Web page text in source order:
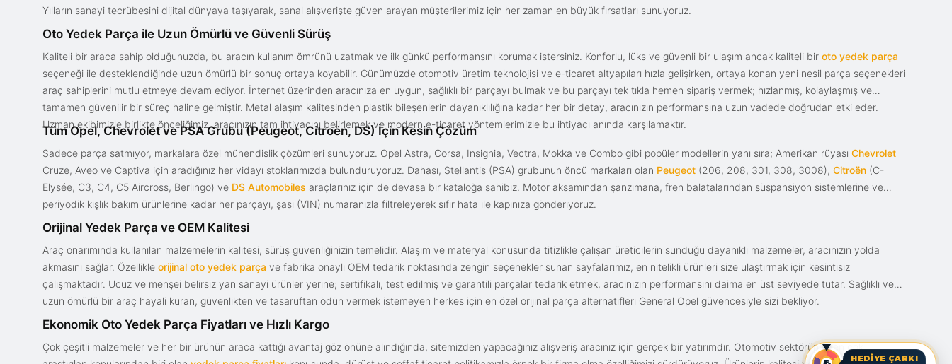
HEDİYE ÇARKI
Yılların sanayi tecrübesini dijital dünyaya taşıyarak, sanal alışverişte güven arayan müşterilerimiz için her zaman en büyük fırsatları sunuyoruz.
Oto Yedek Parça ile Uzun Ömürlü ve Güvenli Sürüş
Kaliteli bir araca sahip olduğunuzda, bu aracın kullanım ömrünü uzatmak ve ilk günkü performansını korumak istersiniz. Konforlu, lüks ve güvenli bir ulaşım ancak kaliteli bir oto yedek parça
seçeneği ile desteklendiğinde uzun ömürlü bir sonuç ortaya koyabilir. Günümüzde otomotiv üretim teknolojisi ve e-ticaret altyapıları hızla gelişirken, ortaya konan yeni nesil parça seçenekleri
araç sahiplerini mutlu etmeye devam ediyor. İnternet üzerinden aracınıza en uygun, sağlıklı bir parçayı bulmak ve bu parçayı tek tıkla hemen sipariş vermek; hızlanmış, kolaylaşmış ve
tamamen güvenilir bir süreç haline gelmiştir. Metal alaşım kalitesinden plastik bileşenlerin dayanıklılığına kadar her bir detay, aracınızın performansına uzun vadede doğrudan etki eder.
Uzman ekibimizle birlikte önceliğimiz, aracınızın tam ihtiyacını belirlemek ve modern e-ticaret yöntemlerimizle bu ihtiyacı anında karşılamaktır.
Tüm Opel, Chevrolet ve PSA Grubu (Peugeot, Citroën, DS) İçin Kesin Çözüm
Sadece parça satmıyor, markalara özel mühendislik çözümleri sunuyoruz. Opel Astra, Corsa, Insignia, Vectra, Mokka ve Combo gibi popüler modellerin yanı sıra; Amerikan rüyası Chevrolet
Cruze, Aveo ve Captiva için aradığınız her vidayı stoklarımızda bulunduruyoruz. Dahası, Stellantis (PSA) grubunun öncü markaları olan Peugeot (206, 208, 301, 308, 3008), Citroën (C-
Elysée, C3, C4, C5 Aircross, Berlingo) ve DS Automobiles araçlarınız için de devasa bir kataloğa sahibiz. Motor aksamından şanzımana, fren balatalarından süspansiyon sistemlerine ve
periyodik kışlık bakım ürünlerine kadar her parçayı, şasi (VIN) numaranızla filtreleyerek sıfır hata ile kapınıza gönderiyoruz.
Orijinal Yedek Parça ve OEM Kalitesi
Araç onarımında kullanılan malzemelerin kalitesi, sürüş güvenliğinizin temelidir. Alaşım ve materyal konusunda titizlikle çalışan üreticilerin sunduğu dayanıklı malzemeler, aracınızın yolda
akmasını sağlar. Özellikle orijinal oto yedek parça ve fabrika onaylı OEM tedarik noktasında zengin seçenekler sunan sayfalarımız, en nitelikli ürünleri size ulaştırmak için kesintisiz
çalışmaktadır. Ucuz ve menşei belirsiz yan sanayi ürünler yerine; sertifikalı, test edilmiş ve garantili parçalar tedarik etmek, aracınızın performansını daima en üst seviyede tutar. Sağlıklı ve
uzun ömürlü bir araç hayali kuran, güvenlikten ve tasaruftan ödün vermek istemeyen herkes için en özel orijinal parça alternatifleri General Opel güvencesiyle sizi bekliyor.
Ekonomik Oto Yedek Parça Fiyatları ve Hızlı Kargo
Çok çeşitli malzemeler ve her bir ürünün araca kattığı avantaj göz önüne alındığında, sitemizden yapacağınız alışveriş aracınız için gerçek bir yatırımdır. Otomotiv sektörünün en çok